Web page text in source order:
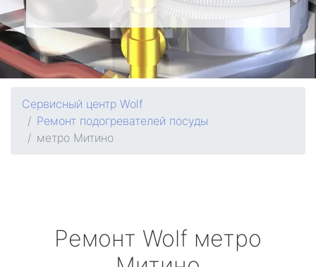
Сервисный центр Wolf
Ремонт подогревателей посуды
метро Митино
Ремонт Wolf метро